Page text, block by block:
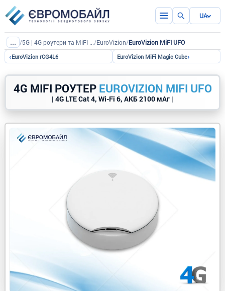
UA
... / 5G | 4G роутери та MiFI роутери (CPE)/EuroVizion/EuroVizion MiFI UFO
‹EuroVizion rCG4L6 EuroVizion MiFi Magic Cube›
4G MIFI РОУТЕР EUROVIZION MIFI UFO
| 4G LTE Cat 4, Wi-Fi 6, АКБ 2100 мАг |